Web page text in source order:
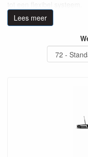
Wij hebben deze
installeren en staan
Voor meer toelichting
contact me ze
Lees meer